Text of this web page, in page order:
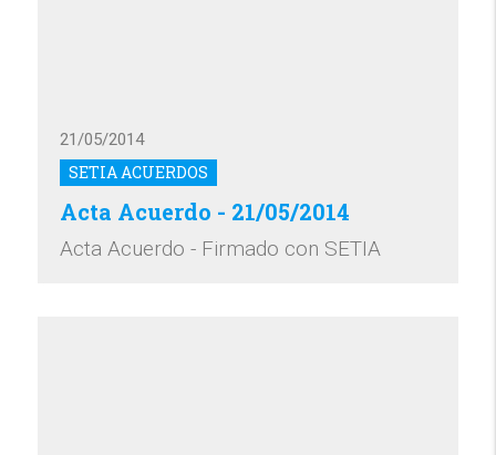
SETIA ACUERDOS
21/05/2014
Acta Acuerdo - 21/05/2014
Acta Acuerdo - Firmado con SETIA